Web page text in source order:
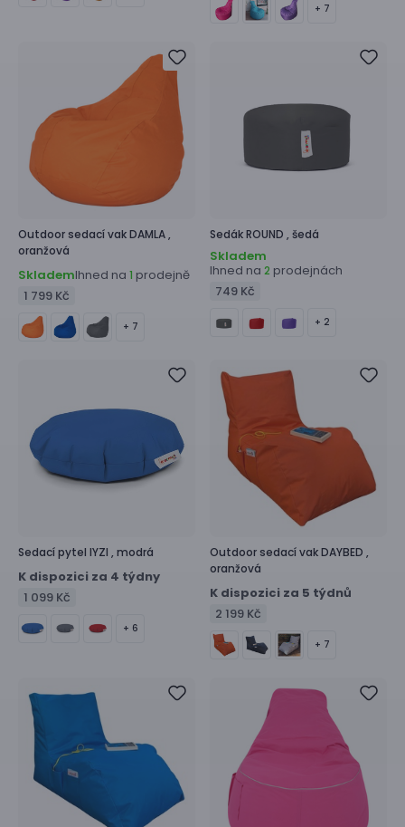
+ 7
Outdoor sedací vakDAMLA ,
oranžová
SklademIhned na 1 prodejně
1 799 Kč
+ 7
SedákROUND , šedá
Skladem
Ihned na 2 prodejnách
749 Kč
+ 2
Sedací pytel IYZI , modrá
K dispozici za 4 týdny
1 099 Kč
+ 6
Outdoor sedací vakDAYBED ,
oranžová
K dispozici za 5 týdnů
2 199 Kč
+ 7